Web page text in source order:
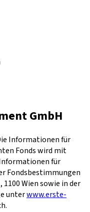
GmbH
Informationen für
Fonds wird mit
für
Fondsbestimmungen
1100 Wien sowie in der
unterwww.erste-